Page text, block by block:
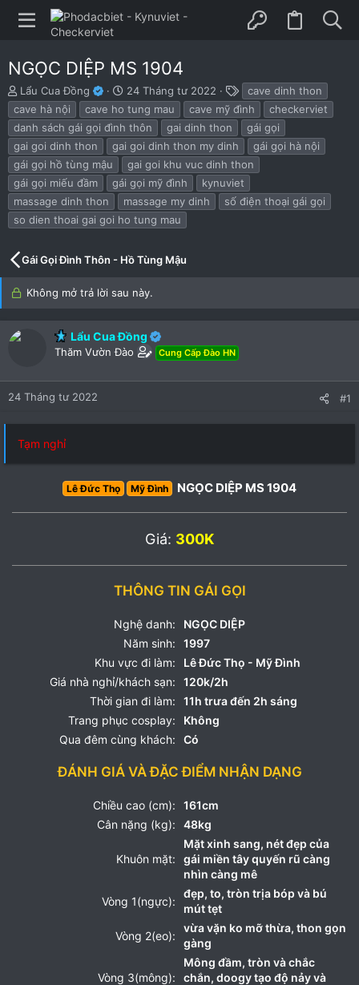
NGỌC DIỆP MS 1904
B
ắ
t
đ
ầ
u
Lẩu Cua Đồng
N
g
à
y
b
ắ
t
đ
ầ
u
24 Tháng tư 2022
h
ẻ
cave dinh thon
cave hà nội
cave ho tung mau cave mỹ đình
checkerviet
danh sách gái gọi đình thôn
gai dinh thon
gái gọi
gai goi dinh thon
gai goi dinh thon my dinh
gái gọi hà nội
gái gọi hồ tùng mậu
gai goi khu vuc dinh thon
gái gọi miếu đầm
gái gọi mỹ đình
kynuviet
massage dinh thon
massage my dinh
số điện thoại gái gọi
so dien thoai gai goi ho tung mau
Gái Gọi Đình Thôn - Hồ Tùng Mậu
Không mở trả lời sau này.
Lẩu Cua Đồng
Thăm Vườn Đào Cung Cấp Đào HN
24 Tháng tư 2022 #1
Tạm nghỉ
Lê Đức Thọ Mỹ Đình NGỌC DIỆP MS 1904
Giá: 300K
THÔNG TIN GÁI GỌI
Nghệ danh:
NGỌC DIỆP
Năm sinh:
1997
Khu vực đi làm:
Lê Đức Thọ - Mỹ Đình
Giá nhà nghỉ/khách sạn:
120k/2h
Thời gian đi làm:
11h trưa đến 2h sáng
Trang phục cosplay:
Không
Qua đêm cùng khách:
Có
ĐÁNH GIÁ VÀ ĐẶC ĐIỂM NHẬN DẠNG
Chiều cao (cm):
161cm
Cân nặng (kg):
48kg
Khuôn mặt:
Mặt xinh sang, nét đẹp của
gái miền tây quyến rũ càng
nhìn càng mê
Vòng 1(ngực):
đẹp, to, tròn trịa bóp và bú
mút tẹt
Vòng 2(eo):
vừa vặn ko mỡ thừa, thon gọn
gàng
Vòng 3(mông):
Mông đầm, tròn và chắc
chắn, doogy tạo độ nảy và